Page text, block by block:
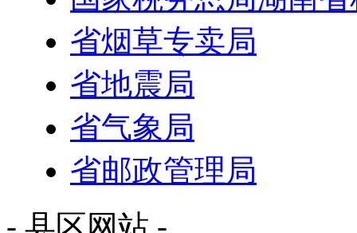
国家税务总局湖南
省烟草专卖局
省地震局
省气象局
省邮政管理局